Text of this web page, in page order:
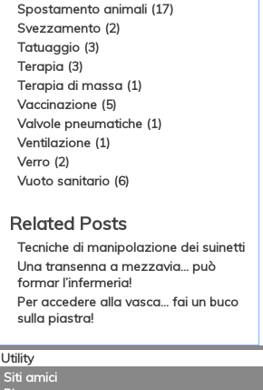
Spostamento animali (17)
Svezzamento (2)
Tatuaggio (3)
Terapia (3)
Terapia di massa (1)
Vaccinazione (5)
Valvole pneumatiche (1)
Ventilazione (1)
Verro (2)
Vuoto sanitario (6)
Related Posts
Tecniche di manipolazione dei suinetti
Una transenna a mezzavia… può
formar l’infermeria!
Per accedere alla vasca… fai un buco
sulla piastra!
Utility
Siti amici